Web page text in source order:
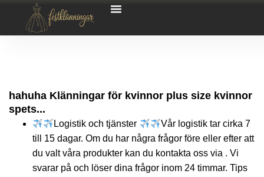
hahuha Klänningar för kvinnor plus size kvinnor
spets...
Logistik och tjänster
Vår logistik tar cirka 7
till 15 dagar. Om du har några frågor före eller efter att
du valt våra produkter kan du kontakta oss via . Vi
svarar på och löser dina frågor inom 24 timmar. Tips